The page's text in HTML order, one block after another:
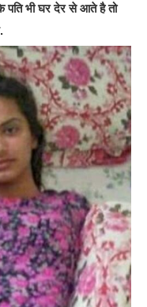
भी घर देर से आते है तो